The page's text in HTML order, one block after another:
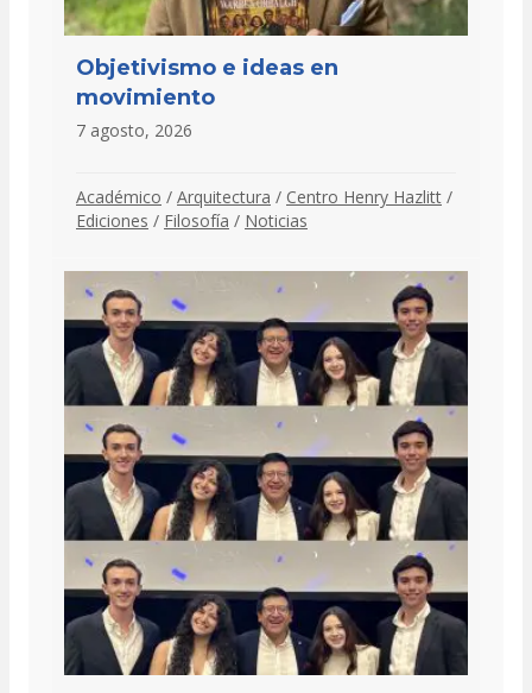
Objetivismo e ideas en
movimiento
7 agosto, 2026
Académico / Arquitectura / Centro Henry Hazlitt /
Ediciones / Filosofía / Noticias